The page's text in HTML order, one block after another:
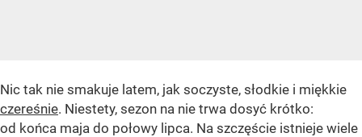
Nic tak nie smakuje latem, jak soczyste, słodkie i miękkie
czereśnie. Niestety, sezon na nie trwa dosyć krótko:
od końca maja do połowy lipca. Na szczęście istnieje wiele